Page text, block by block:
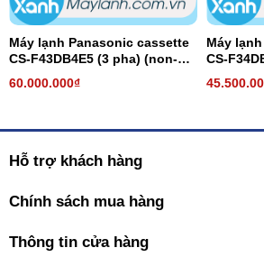
Máy lạnh Panasonic cassette
CS-F43DB4E5 (3 pha) (non-
inverter)
60.000.000₫
Máy
CS-
Hỗ trợ khách hàng
Chính sách mua hàng
Thông tin cửa hàng